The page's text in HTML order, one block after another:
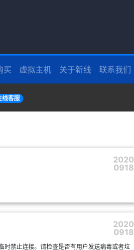
买 虚拟主机 关于新线 联系我们
线客服
2020
0918
2020
0918
时禁止连接。请检查是否有用户发送病毒或者垃